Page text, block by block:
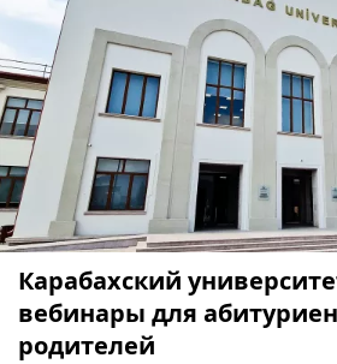
Карабахский
вебинары для
родителей